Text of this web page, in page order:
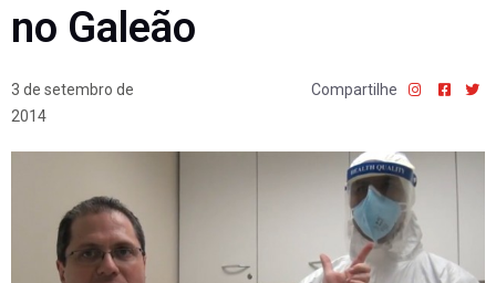
no Galeão
3 de setembro de
2014
Compartilhe